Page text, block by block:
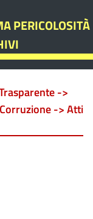
PERICOLOSITÀ
->
-> Atti